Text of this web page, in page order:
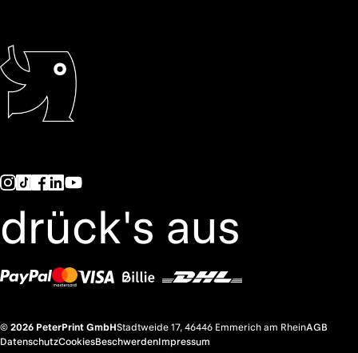
drück's aus
© 2026 PeterPrint GmbHStadtweide 17, 46446 Emmerich am RheinAGB
DatenschutzCookiesBeschwerdenImpressum